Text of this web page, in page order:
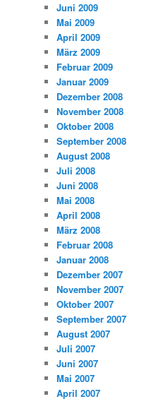
Juni 2009
Mai 2009
April 2009
März 2009
Februar 2009
Januar 2009
Dezember 2008
November 2008
Oktober 2008
September 2008
August 2008
Juli 2008
Juni 2008
Mai 2008
April 2008
März 2008
Februar 2008
Januar 2008
Dezember 2007
November 2007
Oktober 2007
September 2007
August 2007
Juli 2007
Juni 2007
Mai 2007
April 2007